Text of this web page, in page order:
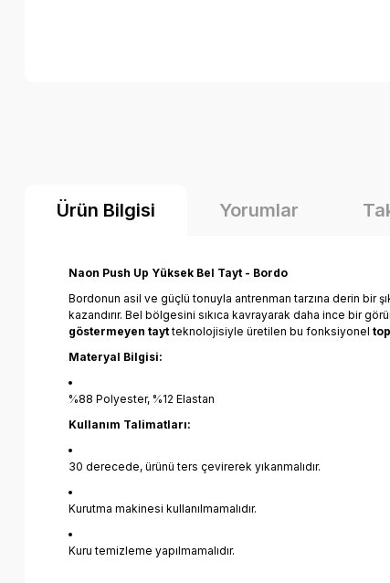
Ürün Bilgisi Yorumlar
Naon Push Up Yüksek Bel Tayt - Bordo
Bordonun asil ve güçlü tonuyla antrenman tarzına derin bir
kazandırır. Bel bölgesini sıkıca kavrayarak daha ince bir
göstermeyen taytteknolojisiyle üretilen bu fonksiyonel
Materyal Bilgisi:
%88 Polyester, %12 Elastan
Kullanım Talimatları:
30 derecede, ürünü ters çevirerek yıkanmalıdır.
Kurutma makinesi kullanılmamalıdır.
Kuru temizleme yapılmamalıdır.